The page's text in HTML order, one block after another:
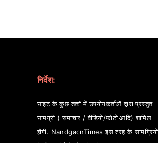
निर्देश:
साइट के कुछ तत्वों में उपयोगकर्ताओं द्वारा प्रस्तुत
सामग्री ( समाचार / वीडियो/फोटो आदि) शामिल
होंगी. NandgaonTimes इस तरह के सामग्रियों